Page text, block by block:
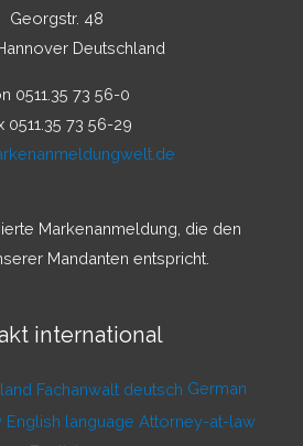
Georgstr. 48
Deutschland
0511.35 73 56-0
0511.35 73 56-29
Markenanmeldung, die den
Mandanten entspricht.
international
German